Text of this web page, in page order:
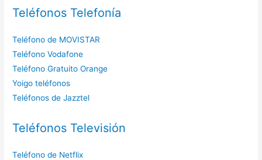
Teléfonos Telefonía
Teléfono de MOVISTAR
Teléfono Vodafone
Teléfono Gratuito Orange
Yoigo teléfonos
Teléfonos de Jazztel
Teléfonos Televisión
Teléfono de Netflix